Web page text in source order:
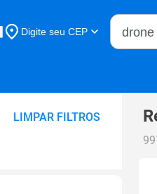
Digite seu CEP
Buscar
LIMPAR FILTROS